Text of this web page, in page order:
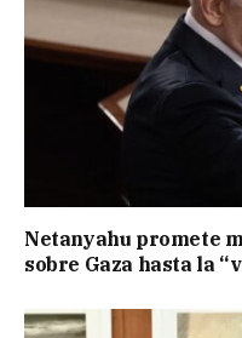
Netanyahu promete
sobre Gaza hasta la